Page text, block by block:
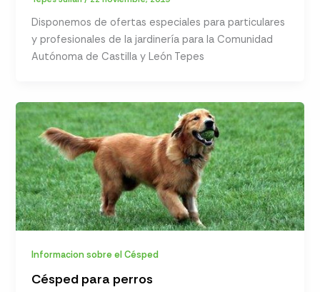
Disponemos de ofertas especiales para particulares
y profesionales de la jardinería para la Comunidad
Autónoma de Castilla y León Tepes
Informacion sobre el Césped
Césped para perros